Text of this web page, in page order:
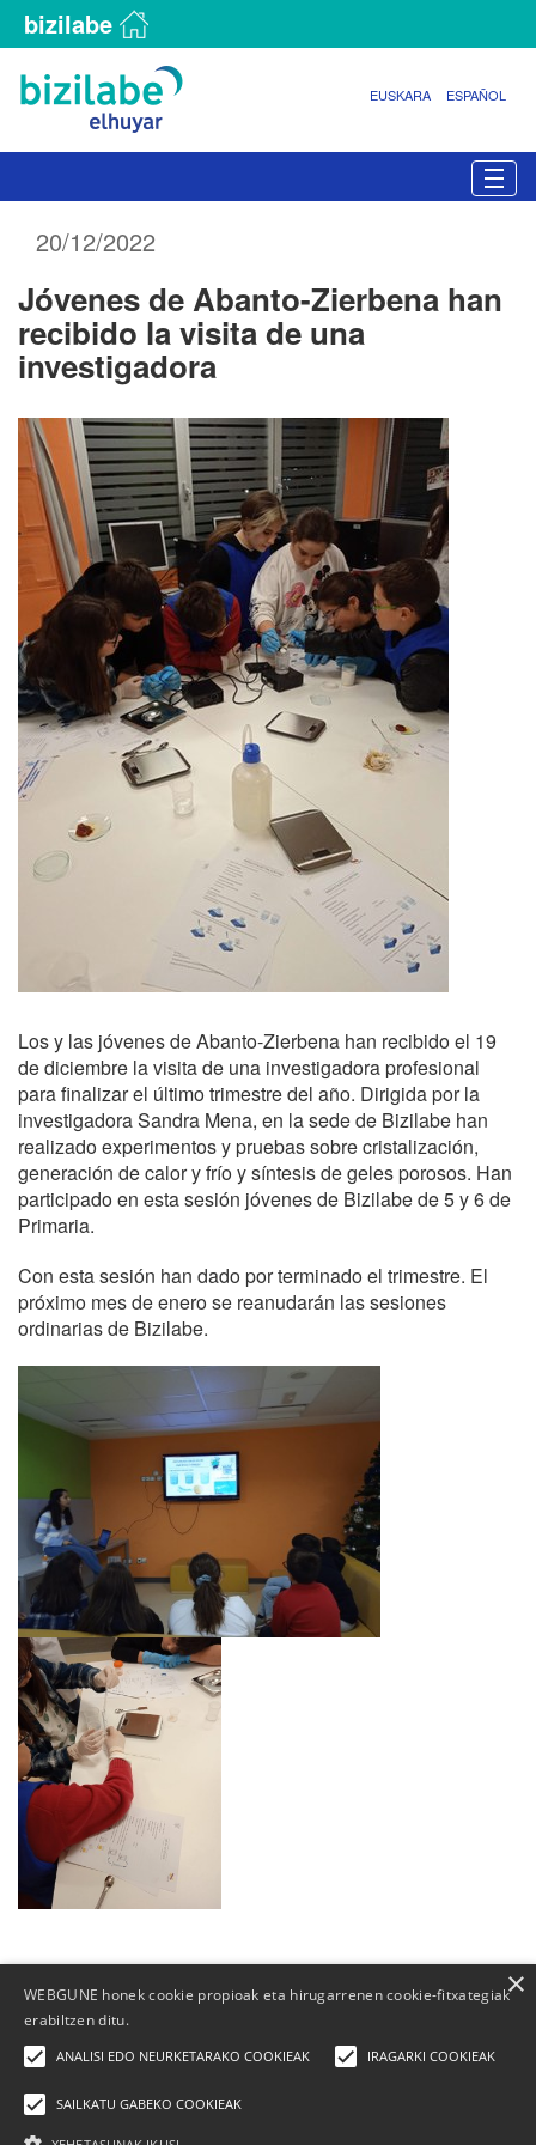
bizilabe
EUSKARA ESPAÑOL
20/12/2022
Jóvenes de Abanto-Zierbena han
recibido la visita de una
investigadora
Los y las jóvenes de Abanto-Zierbena han recibido el 19
de diciembre la visita de una investigadora profesional
para finalizar el último trimestre del año. Dirigida por la
investigadora Sandra Mena, en la sede de Bizilabe han
realizado experimentos y pruebas sobre cristalización,
generación de calor y frío y síntesis de geles porosos. Han
participado en esta sesión jóvenes de Bizilabe de 5 y 6 de
Primaria.
Con esta sesión han dado por terminado el trimestre. El
próximo mes de enero se reanudarán las sesiones
ordinarias de Bizilabe.
WEBGUNE honek cookie propioak eta hirugarrenen cookie-fitxategiak
erabiltzen ditu.
ANALISI EDO NEURKETARAKO COOKIEAK IRAGARKI COOKIEAK
SAILKATU GABEKO COOKIEAK
×